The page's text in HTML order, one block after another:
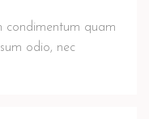
condimentum quam
odio, nec